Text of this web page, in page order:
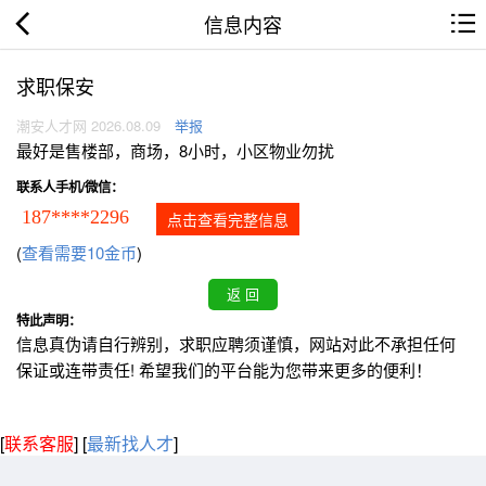
信息内容
求职保安
潮安人才网 2026.08.09 举报
最好是售楼部，商场，8小时，小区物业勿扰
联系人手机/微信：
187****2296 点击查看完整信息
(查看需要10金币)
特此声明：
信息真伪请自行辨别，求职应聘须谨慎，网站对此不承担任何
保证或连带责任! 希望我们的平台能为您带来更多的便利！
[联系客服] [最新找人才]